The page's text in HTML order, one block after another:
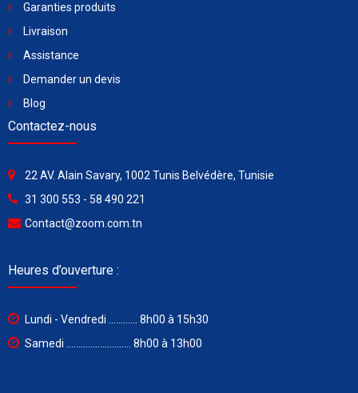
Garanties produits
Livraison
Assistance
Demander un devis
Blog
Contactez-nous
22 AV. Alain Savary, 1002 Tunis Belvédère, Tunisie
31 300 553 - 58 490 221
Contact@zoom.com.tn
Heures d’ouverture :
Lundi - Vendredi ............ 8h00 à 15h30
Samedi ........................... 8h00 à 13h00